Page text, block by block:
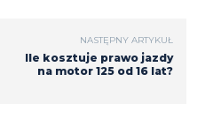
NASTĘPNY ARTYKUŁ
Ile kosztuje prawo jazdy
na motor 125 od 16 lat?